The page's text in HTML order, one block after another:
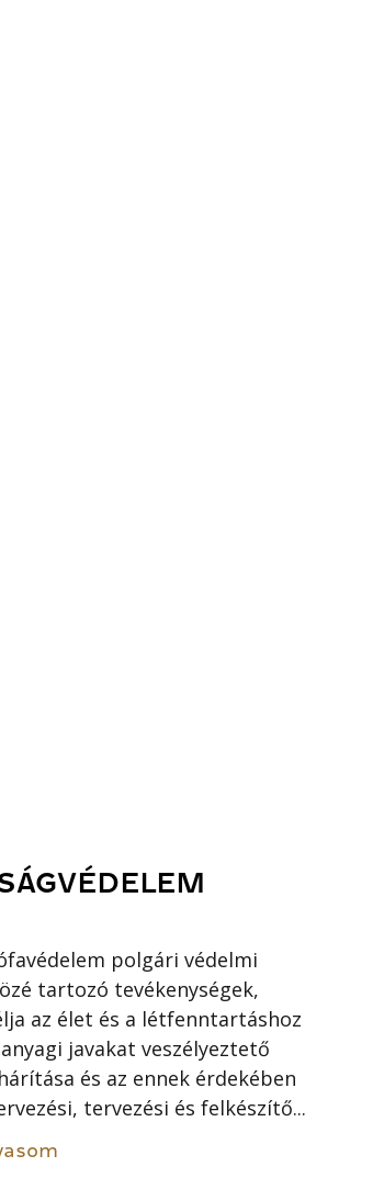
polgári védelmi
tartozó tevékenységek,
az élet és a létfenntartáshoz
javakat veszélyeztető
és az ennek érdekében
tervezési és felkészítő...